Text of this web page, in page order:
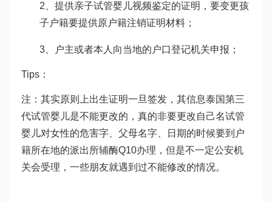
2、提供亲子试管婴儿视频鉴定的证明，要变更孩
子户籍要提供原户籍注销证明材料；
3、户主或者本人向当地的户口登记机关申报；
Tips：
注：其实原则上出生证明一旦签发，其信息泰国第三
代试管婴儿是不能更改的，真的非要更改自己名试管
婴儿对女性的危害字、父母名字、日期的时候要到户
籍所在地的派出所辅酶Q10办理，但是不一定公安机
关会受理，一些朋友就遇到过不能修改的情况。